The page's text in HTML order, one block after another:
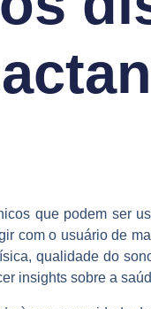
que podem ser
com o usuário de
qualidade do
insights sobre a